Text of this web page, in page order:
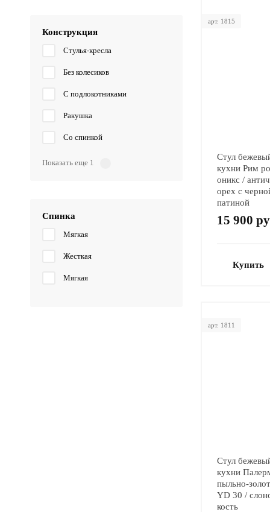
Конструкция
Стулья-кресла
Без колесиков
С подлокотниками
Ракушка
Со спинкой
Показать еще 1
Спинка
Мягкая
Жесткая
Мягкая
арт. 1815
Стул
кухни Рим
оникс /
орех с
патиной
15 900
Купить
арт. 1811
Стул
кухни
пыльно-
YD 30 /
кость